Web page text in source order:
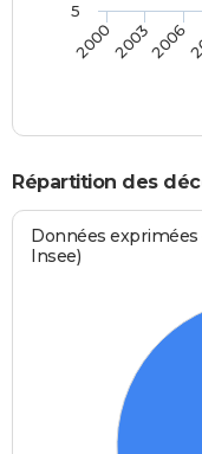
200020032006
5
Répartition des
Données exprimées
Insee)